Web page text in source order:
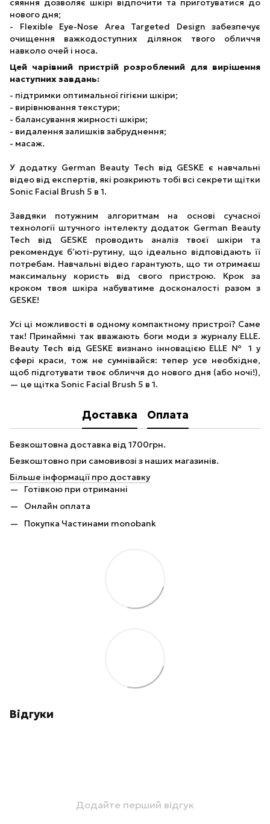
сяяння дозволяє шкірі відпочити та приготуватися до
нового дня;
- Flexible Eye-Nose Area Targeted Design забезпечує
очищення важкодоступних ділянок твого обличчя
навколо очей і носа.
Цей чарівний пристрій розроблений для вирішення
наступних завдань:
- підтримки оптимальної гігієни шкіри;
- вирівнювання текстури;
- балансування жирності шкіри;
- видалення залишків забруднення;
- масаж.
У додатку German Beauty Tech від GESKE є навчальні
відео від експертів, які розкриють тобі всі секрети щітки
Sonic Facial Brush 5 в 1.
Завдяки потужним алгоритмам на основі сучасної
технології штучного інтелекту додаток German Beauty
Tech від GESKE проводить аналіз твоєї шкіри та
рекомендує б’юті-рутину, що ідеально відповідають її
потребам. Навчальні відео гарантують, що ти отримаєш
максимальну користь від свого пристрою. Крок за
кроком твоя шкіра набуватиме досконалості разом з
GESKE!
Усі ці можливості в одному компактному пристрої? Саме
так! Принаймні так вважають боги моди з журналу ELLE.
Beauty Tech від GESKE визнано інновацією ELLE № 1 у
сфері краси, тож не сумнівайся: тепер усе необхідне,
щоб підготувати твоє обличчя до нового дня (або ночі!),
— це щітка Sonic Facial Brush 5 в 1.
Доставка Оплата
Безкоштовна доставка від 1700грн.
Безкоштовно при самовивозі з наших магазинів.
Більше інформації про доставку
Готівкою при отриманні
Онлайн оплата
Покупка Частинами monobank
Відгуки
Додайте перший відгук